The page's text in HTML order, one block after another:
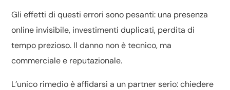
Gli effetti di questi errori sono pesanti: una presenza
online invisibile, investimenti duplicati, perdita di
tempo prezioso. Il danno non è tecnico, ma
commerciale e reputazionale.
L’unico rimedio è affidarsi a un partner serio: chiedere